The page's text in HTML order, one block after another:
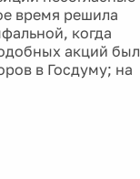
время решила
когда
акций был
в Госдуму; на